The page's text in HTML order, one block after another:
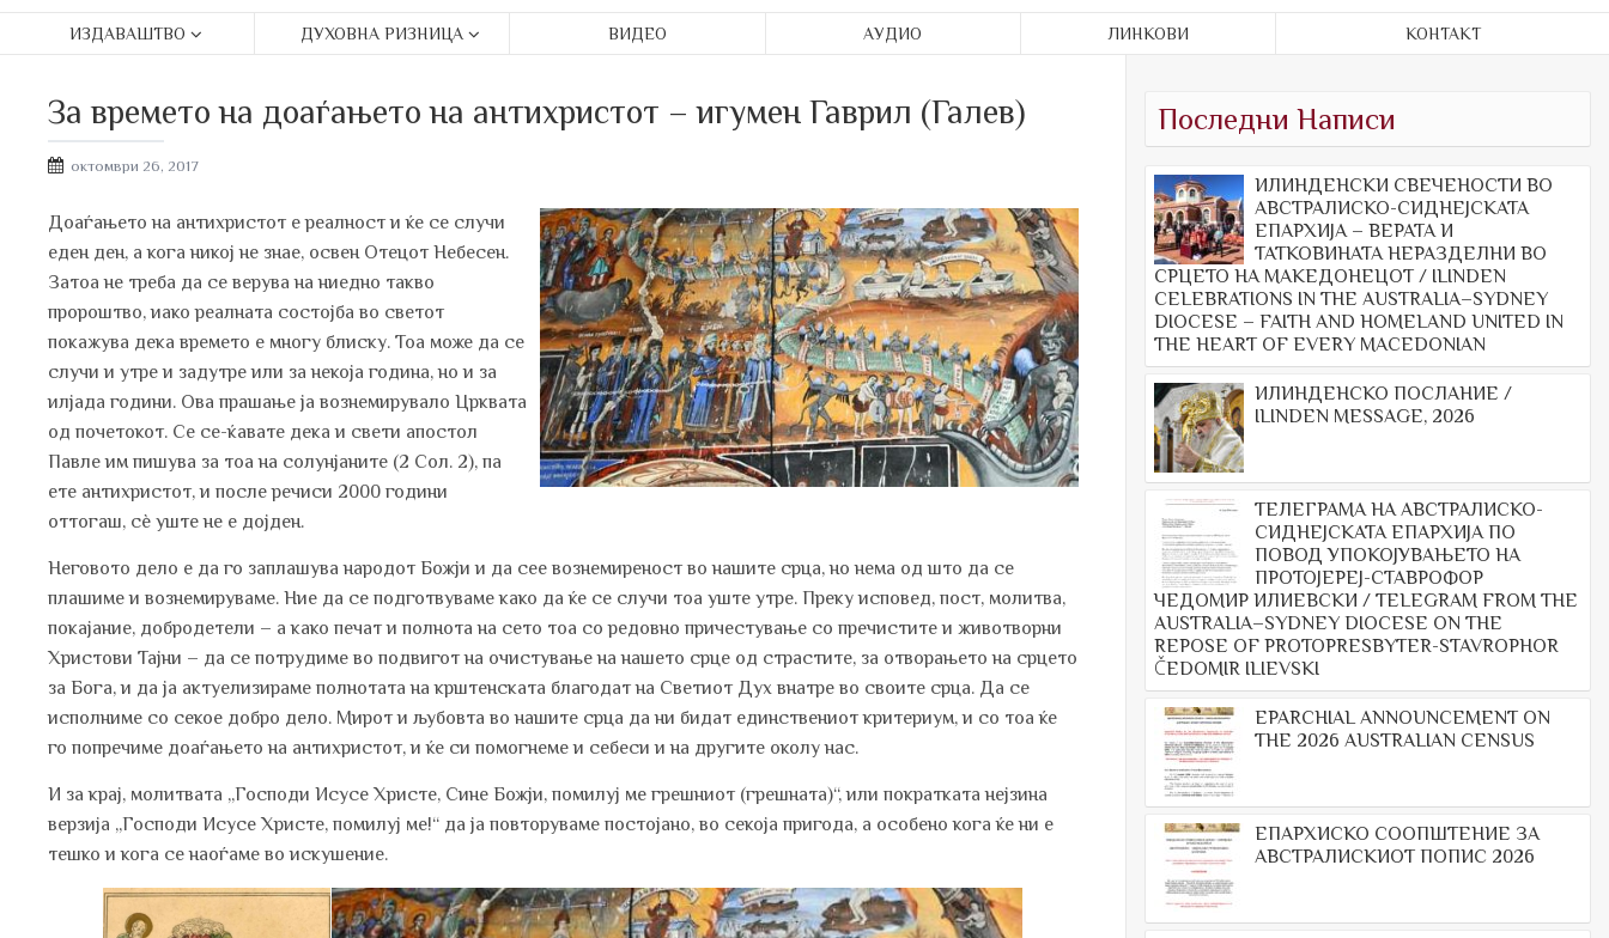
ИЗДАВАШТВО ДУХОВНА РИЗНИЦА ВИДЕО АУДИО ЛИНКОВИ КОНТАКТ
За времето на доаѓањето на антихристот – игумен Гаврил (Галев)
Posted
октомври 26, 2017
Доаѓањето на антихристот е реалност и ќе се случи
еден ден, а кога никој не знае, освен Отецот Небесен.
Затоа не треба да се верува на ниедно такво
пророштво, иако реалната состојба во светот
покажува дека времето е многу блиску. Тоа може да се
случи и утре и задутре или за некоја година, но и за
илјада години. Ова прашање ја вознемирувало Црквата
од почетокот. Се се-ќавате дека и свети апостол
Павле им пишува за тоа на солунјаните (2 Сол. 2), па
ете антихристот, и после речиси 2000 години
оттогаш, сѐ уште не е дојден.
Неговото дело е да го заплашува народот Божји и да сее вознемиреност во нашите срца, но нема од што да се
плашиме и вознемируваме. Ние да се подготвуваме како да ќе се случи тоа уште утре. Преку исповед, пост, молитва,
покајание, добродетели – а како печат и полнота на сето тоа со редовно причестување со пречистите и животворни
Христови Тајни – да се потрудиме во подвигот на очистување на нашето срце од страстите, за отворањето на срцето
за Бога, и да ја актуелизираме полнотата на крштенската благодат на Светиот Дух внатре во своите срца. Да се
исполниме со секое добро дело. Мирот и љубовта во нашите срца да ни бидат единствениот критериум, и со тоа ќе
го попречиме доаѓањето на антихристот, и ќе си помогнеме и себеси и на другите околу нас.
И за крај, молитвата „Господи Исусе Христе, Сине Божји, помилуј ме грешниот (грешната)“, или пократката нејзина
верзија „Господи Исусе Христе, помилуј ме!“ да ја повторуваме постојано, во секоја пригода, а особено кога ќе ни е
тешко и кога се наоѓаме во искушение.
Последни Написи
ИЛИНДЕНСКИ СВЕЧЕНОСТИ ВО
АВСТРАЛИСКО-СИДНЕЈСКАТА
ЕПАРХИЈА – ВЕРАТА И
ТАТКОВИНАТА НЕРАЗДЕЛНИ ВО
СРЦЕТО НА МАКЕДОНЕЦОТ / ILINDEN
CELEBRATIONS IN THE AUSTRALIA–SYDNEY
DIOCESE – FAITH AND HOMELAND UNITED IN
THE HEART OF EVERY MACEDONIAN
ИЛИНДЕНСКО ПОСЛАНИЕ /
ILINDEN MESSAGE, 2026
ТЕЛЕГРАМА НА АВСТРАЛИСКО-
СИДНЕЈСКАТА ЕПАРХИЈА ПО
ПОВОД УПОКОЈУВАЊЕТО НА
ПРОТОЈЕРЕЈ-СТАВРОФОР
ЧЕДОМИР ИЛИЕВСКИ / TELEGRAM FROM THE
AUSTRALIA–SYDNEY DIOCESE ON THE
REPOSE OF PROTOPRESBYTER-STAVROPHOR
ČEDOMIR ILIEVSKI
EPARCHIAL ANNOUNCEMENT ON
THE 2026 AUSTRALIAN CENSUS
ЕПАРХИСКО СООПШТЕНИЕ ЗА
АВСТРАЛИСКИОТ ПОПИС 2026